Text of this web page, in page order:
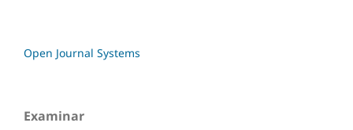
Open Journal Systems
Examinar